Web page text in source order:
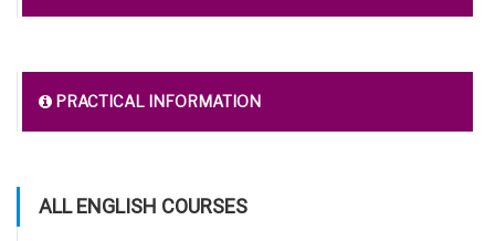
PRACTICAL INFORMATION
ALL ENGLISH COURSES